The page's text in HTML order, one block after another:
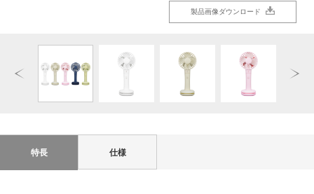
製品画像ダウンロード
製品画像ダウンロード
製品画像ダウンロード
製品画像ダウンロード
製品画像ダウンロード
製品画像ダウンロード
特長 仕様